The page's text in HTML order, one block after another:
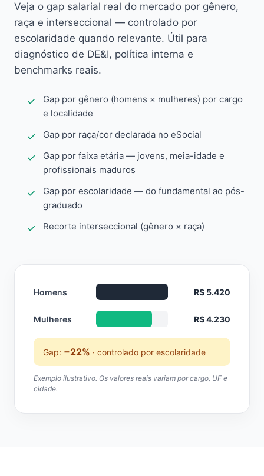
Veja o gap salarial real do mercado por gênero,
raça e interseccional — controlado por
escolaridade quando relevante. Útil para
diagnóstico de DE&I, política interna e
benchmarks reais.
Gap por gênero (homens × mulheres) por cargo
e localidade
Gap por raça/cor declarada no eSocial
Gap por faixa etária — jovens, meia-idade e
profissionais maduros
Gap por escolaridade — do fundamental ao pós-
graduado
Recorte interseccional (gênero × raça)
Homens R$ 5.420
Mulheres R$ 4.230
Gap: −22% · controlado por escolaridade
Exemplo ilustrativo. Os valores reais variam por cargo, UF e
cidade.